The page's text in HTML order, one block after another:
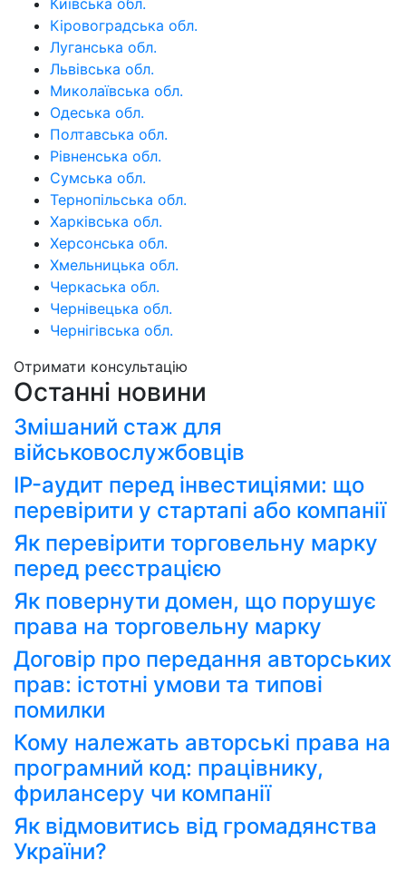
Київська обл.
Кіровоградська обл.
Луганська обл.
Львівська обл.
Миколаївська обл.
Одеська обл.
Полтавська обл.
Рівненська обл.
Сумська обл.
Тернопільська обл.
Харківська обл.
Херсонська обл.
Хмельницька обл.
Черкаська обл.
Чернівецька обл.
Чернігівська обл.
Отримати консультацію
Останні новини
Змішаний стаж для
військовослужбовців
IP-аудит перед інвестиціями: що
перевірити у стартапі або компанії
Як перевірити торговельну марку
перед реєстрацією
Як повернути домен, що порушує
права на торговельну марку
Договір про передання авторських
прав: істотні умови та типові
помилки
Кому належать авторські права на
програмний код: працівнику,
фрилансеру чи компанії
Як відмовитись від громадянства
України?